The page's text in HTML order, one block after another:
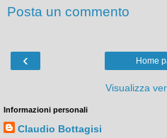
Posta un commento
‹ Home
Visualizza
Informazioni personali
Claudio Bottagisi